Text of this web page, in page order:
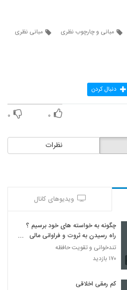
مبانی و چارچوب نظری
مبانی نظری
دنبال کردن
۰ ۰
نظرات
ویدیوهای کانال
چگونه به خواسته های خود برسیم ؟
راه رسیدن به ثروت و فراوانی مالی
چیست؟
تندخوانی و تقویت حافظه
۱۷۰ بازدید
کم رمقی اخلاقی